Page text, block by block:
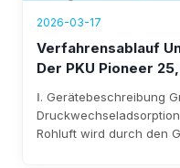
2026-03-17
Verfahrensablauf
Der PKU Pioneer
Ⅰ. Gerätebeschreibung
Rohluft wird durch den